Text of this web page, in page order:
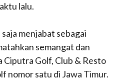
lalu.
menjabat sebagai
semangat dan
Ciputra Golf, Club & Resto
nomor satu di Jawa Timur.